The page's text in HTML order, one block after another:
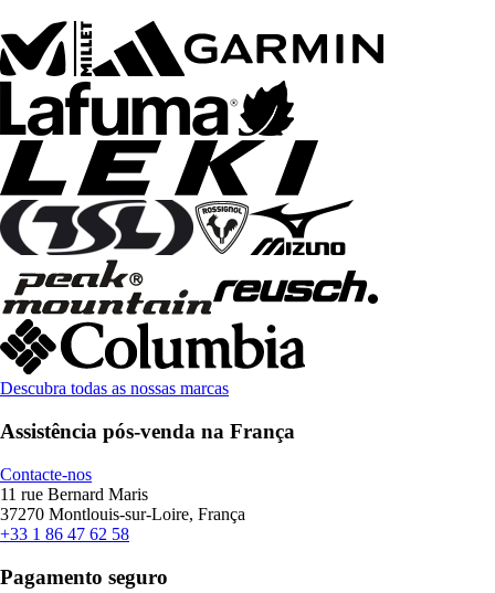
Descubra todas as nossas marcas
Assistência pós-venda na França
Contacte-nos
11 rue Bernard Maris
37270 Montlouis-sur-Loire, França
+33 1 86 47 62 58
Pagamento seguro